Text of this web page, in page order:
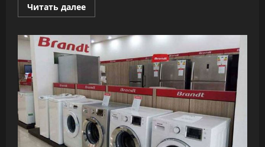
Читать далееПрочитать
больше
комбинаторы.
Что
надо
знать
хакерах
—
настоящих
и
будущего?